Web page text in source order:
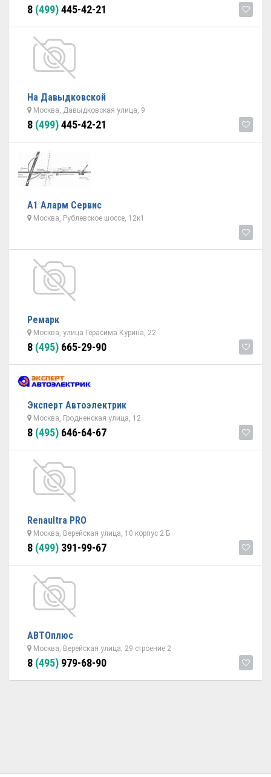
8 (499)445-42-21
На Давыдковской
Москва, Давыдковская улица, 9
8 (499)445-42-21
А1 Аларм Сервис
Москва, Рублевское шоссе, 12к1
Ремарк
Москва, улица Герасима Курина, 22
8 (495) 665-29-90
Эксперт Автоэлектрик
Москва, Гродненская улица, 12
8 (495) 646-64-67
Renaultra PRO
Москва, Верейская улица, 10 корпус 2 Б
8 (499) 391-99-67
АВТОплюс
Москва, Верейская улица, 29 строение 2
8 (495) 979-68-90